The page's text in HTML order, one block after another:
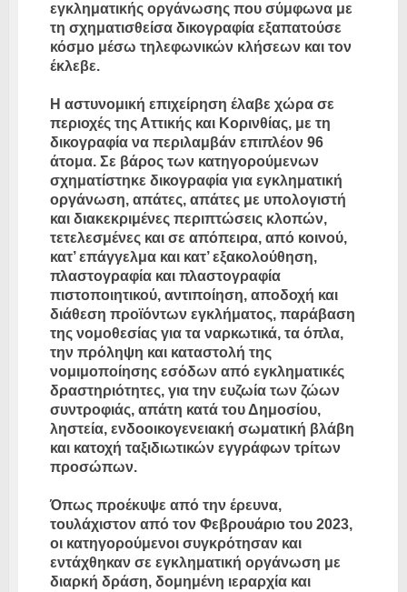
εγκληματικής οργάνωσης που σύμφωνα με
τη σχηματισθείσα δικογραφία εξαπατούσε
κόσμο μέσω τηλεφωνικών κλήσεωνκαι τον
έκλεβε.
Η αστυνομική επιχείρηση έλαβε χώρα σε
περιοχές της Αττικής και Κορινθίας, με τη
δικογραφία να περιλαμβάν επιπλέον 96
άτομα. Σε βάρος των κατηγορούμενων
σχηματίστηκε δικογραφία για εγκληματική
οργάνωση, απάτες, απάτες με υπολογιστή
και διακεκριμένες περιπτώσεις κλοπών,
τετελεσμένες και σε απόπειρα, από κοινού,
κατ’ επάγγελμα και κατ’ εξακολούθηση,
πλαστογραφία και πλαστογραφία
πιστοποιητικού, αντιποίηση, αποδοχή και
διάθεση προϊόντων εγκλήματος, παράβαση
της νομοθεσίας για τα ναρκωτικά, τα όπλα,
την πρόληψη και καταστολή της
νομιμοποίησης εσόδων από εγκληματικές
δραστηριότητες, για την ευζωία των ζώων
συντροφιάς, απάτη κατά του Δημοσίου,
ληστεία, ενδοοικογενειακή σωματική βλάβη
και κατοχή ταξιδιωτικών εγγράφων τρίτων
προσώπων.
Όπως προέκυψε από την έρευνα,
τουλάχιστον από τον Φεβρουάριο του 2023,
οι κατηγορούμενοι συγκρότησαν και
εντάχθηκαν σε εγκληματική οργάνωση με
διαρκή δράση, δομημένη ιεραρχία και